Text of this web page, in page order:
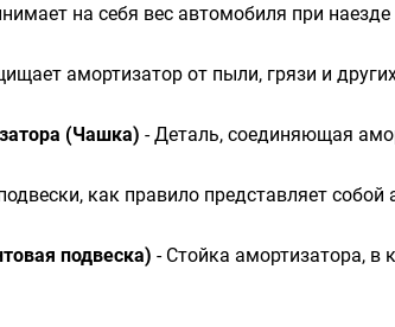
на себя вес автомобиля при наезде
амортизатор от пыли, грязи и
(Чашка) - Деталь, соединяющая
как правило представляет
подвеска) - Стойка амортизатора,